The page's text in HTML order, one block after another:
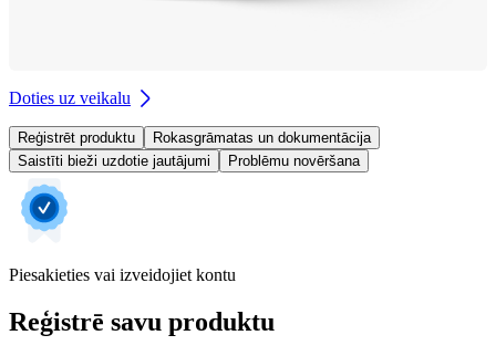
Doties uz veikalu
Reģistrēt produktu
Rokasgrāmatas un dokumentācija
Saistīti bieži uzdotie jautājumi
Problēmu novēršana
Piesakieties vai izveidojiet kontu
Reģistrē savu produktu